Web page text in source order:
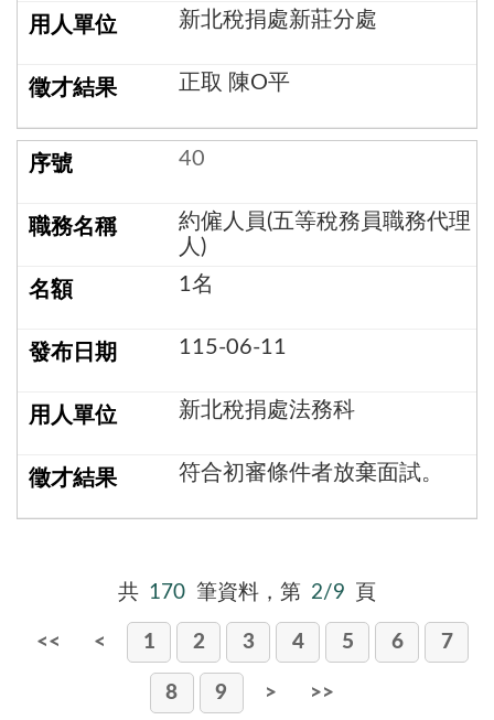
新北稅捐處新莊分處
正取 陳O平
40
約僱人員(五等稅務員職務代理
人)
1名
115-06-11
新北稅捐處法務科
符合初審條件者放棄面試。
共 170 筆資料，第 2/9 頁
<< < 1 2 3 4 5 6 7
8 9 > >>